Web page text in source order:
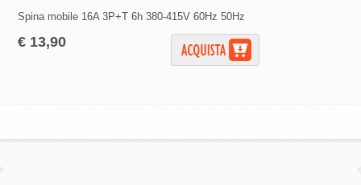
Spina mobile 16A 3P+T 6h 380-415V 60Hz 50Hz
€ 13,90